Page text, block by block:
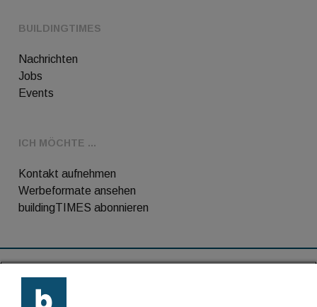
BUILDINGTIMES
Nachrichten
Jobs
Events
ICH MÖCHTE ...
Kontakt aufnehmen
Werbeformate ansehen
buildingTIMES abonnieren